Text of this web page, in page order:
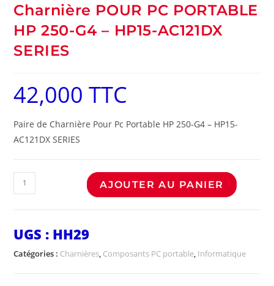
Charnière POUR PC PORTABLE
HP 250-G4 – HP15-AC121DX
SERIES
42,000TTC
Paire de Charnière Pour Pc Portable HP 250-G4 – HP15-
AC121DX SERIES
AJOUTER AU PANIER
UGS : HH29
Catégories : Charnières, Composants PC portable, Informatique